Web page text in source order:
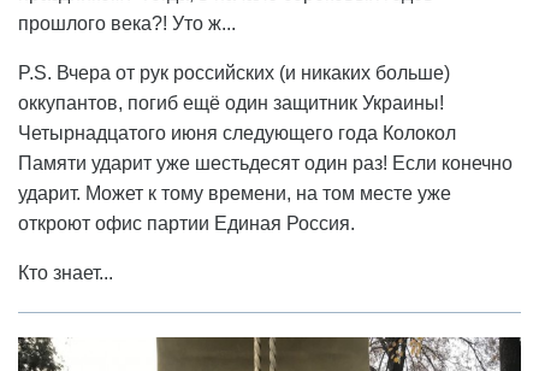
прошлого века?! Уто ж...
P.S. Вчера от рук российских (и никаких больше)
оккупантов, погиб ещё один защитник Украины!
Четырнадцатого июня следующего года Колокол
Памяти ударит уже шестьдесят один раз! Если конечно
ударит. Может к тому времени, на том месте уже
откроют офис партии Единая Россия.
Кто знает...